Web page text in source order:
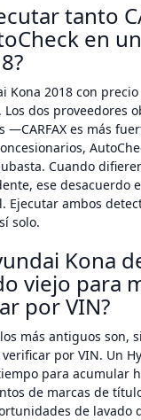
tanto
en
Kona 2018 con
Los dos proveedores
—CARFAX es más
Cuando
ese desacuerdo
Ejecutar ambos
solo.
Kona
viejo para
por VIN?
más antiguos son,
por VIN. Un
para acumular
de marcas de
de lavado